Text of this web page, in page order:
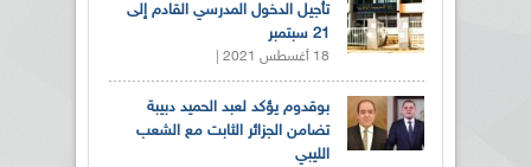
تأجيل الدخول المدرسي القادم إلى
21 سبتمبر
18 أغسطس 2021 |
بوقدوم يؤكد لعبد الحميد دبيبة
تضامن الجزائر الثابت مع الشعب
الليبي